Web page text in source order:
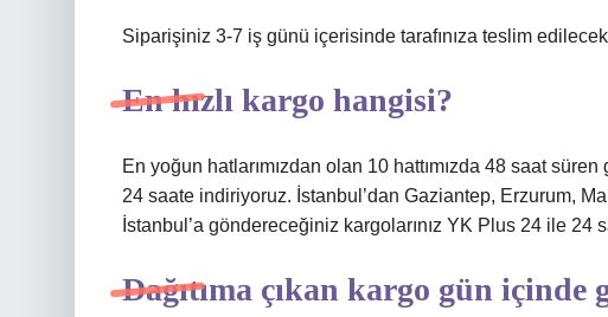
Siparişiniz 3-7 iş günü içerisinde tarafınıza teslim
En hızlı kargo hangisi?
En yoğun hatlarımızdan olan 10 hattımızda 48 saat
24 saate indiriyoruz. İstanbul’dan Gaziantep, Erzurum,
İstanbul’a göndereceğiniz kargolarınız YK Plus 24 ile
Dağıtıma çıkan kargo gün içinde